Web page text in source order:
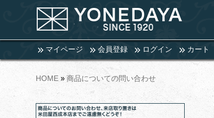
マイページ 会員登録 ログイン カート
HOME » 商品についての問い合わせ